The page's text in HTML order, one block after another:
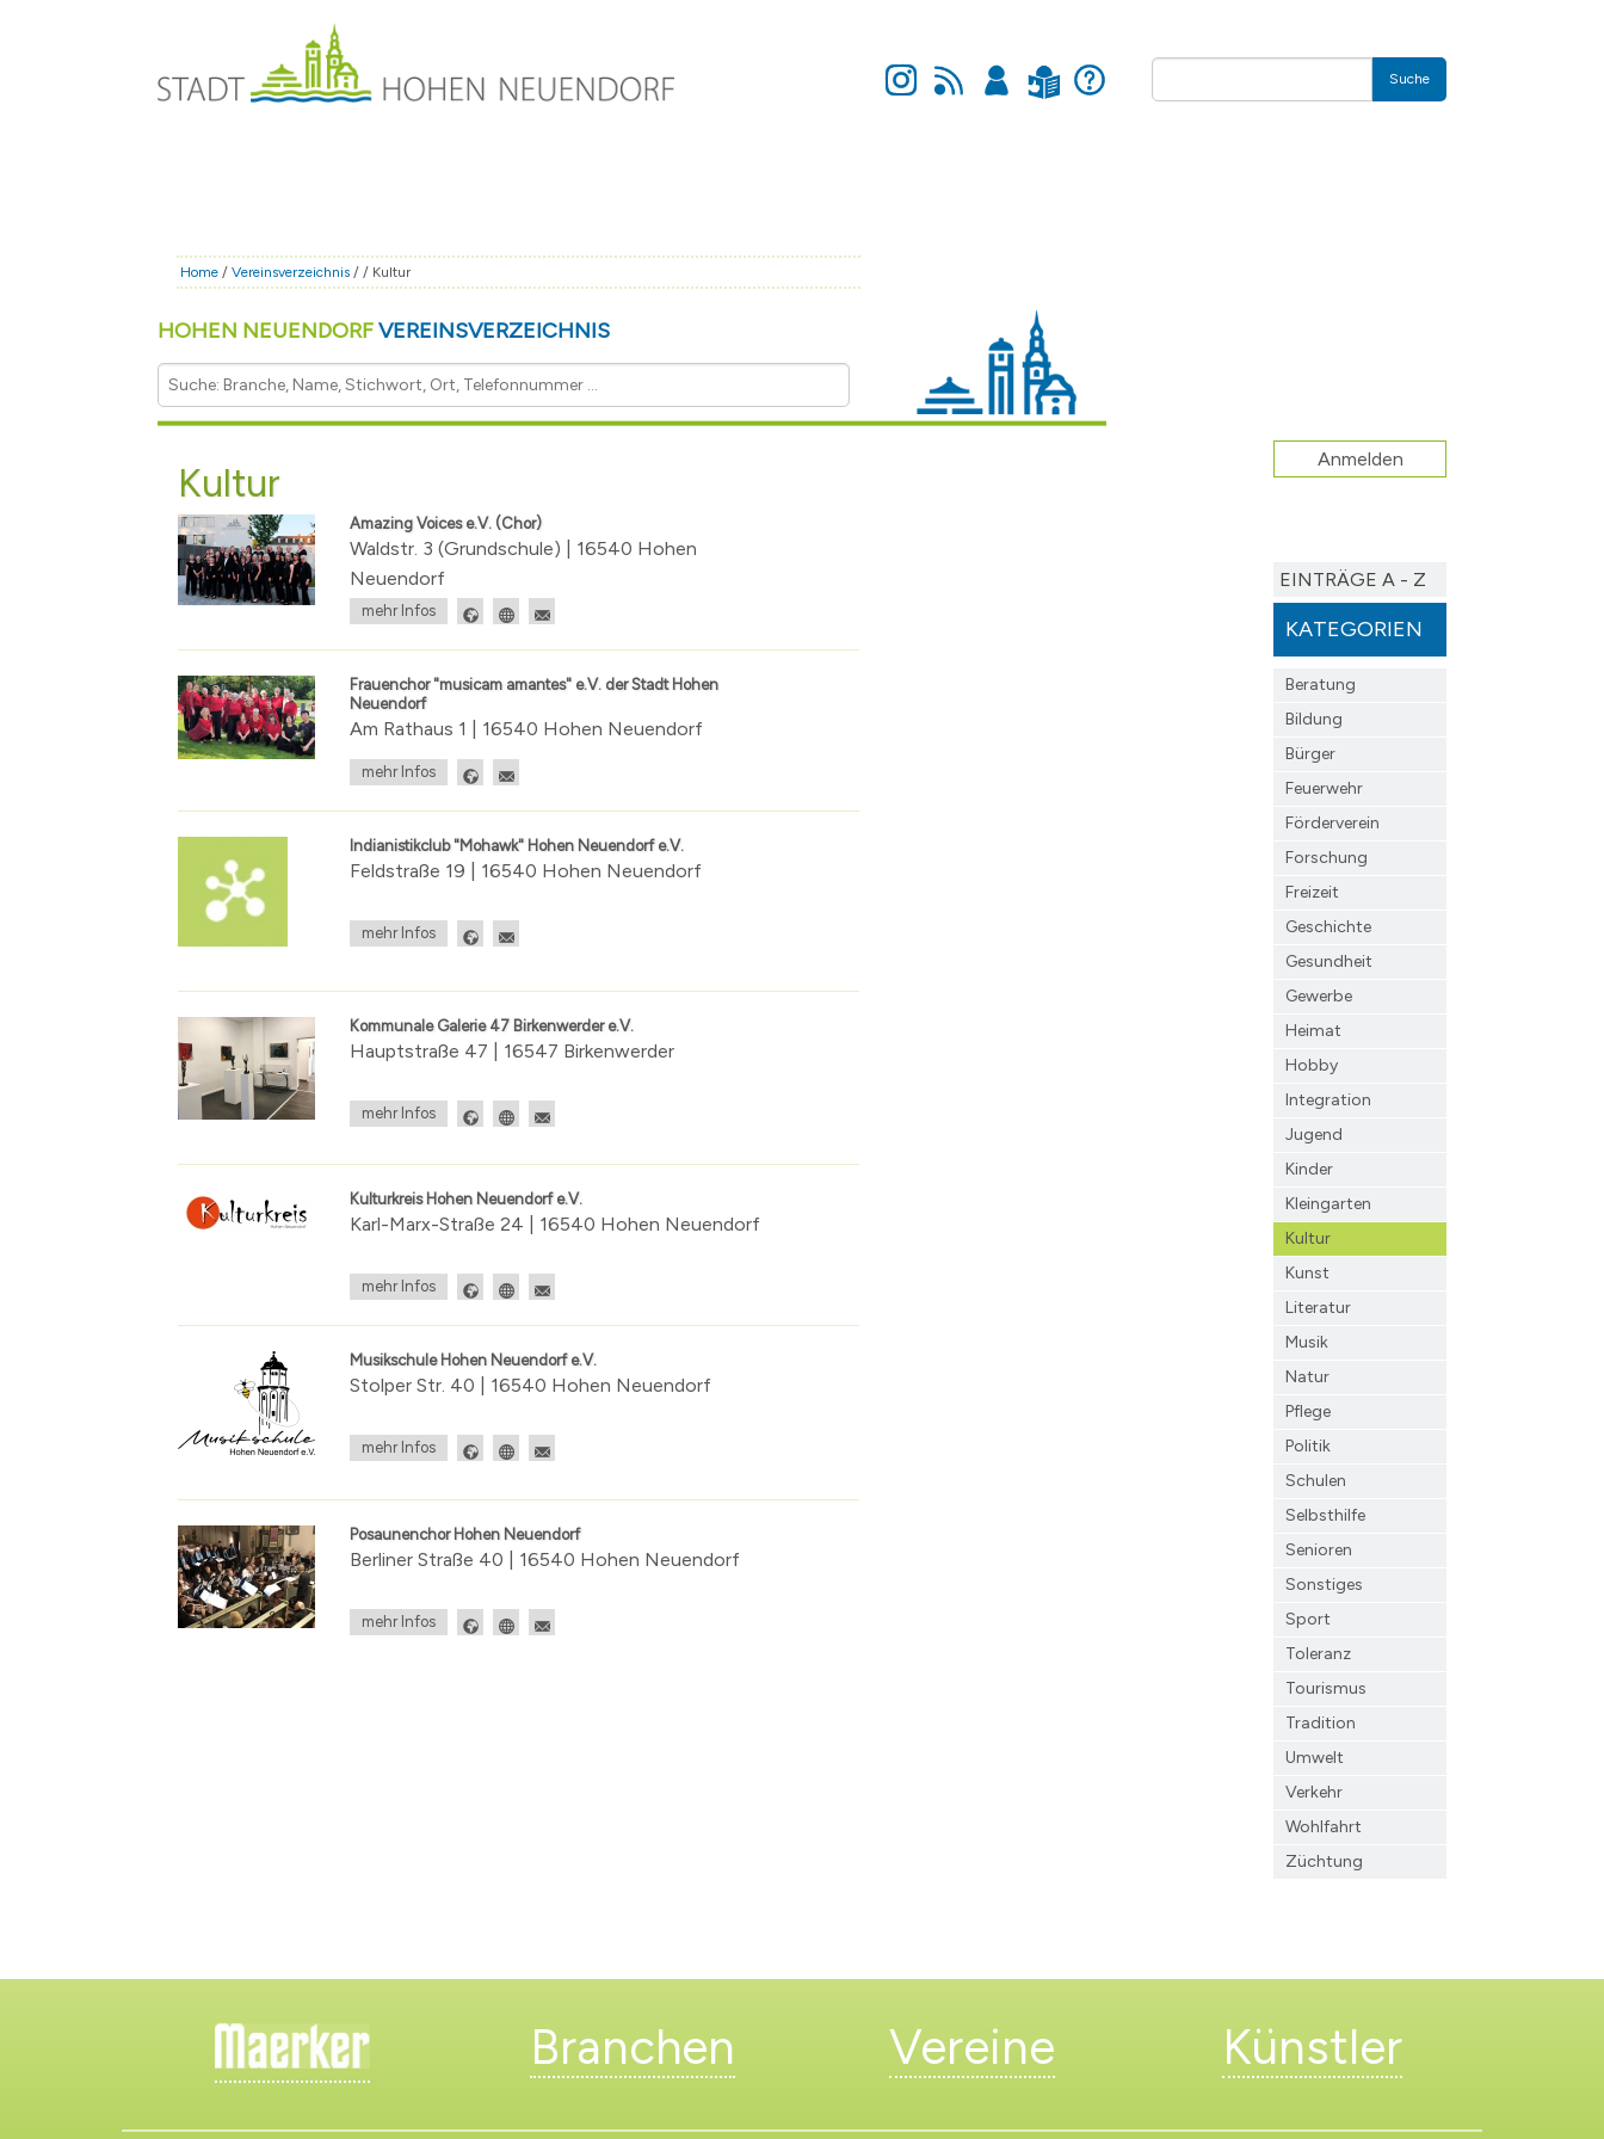
Instagram Newsfeed Anmelden Leichte Sprache Hilfe
Suche
Home /Vereinsverzeichnis // Kultur
HOHEN NEUENDORFVEREINSVERZEICHNIS
Kultur
Amazing Voices e.V. (Chor)
Waldstr. 3 (Grundschule) | 16540 Hohen
Neuendorf
mehr Infos
Frauenchor "musicam amantes" e.V. der Stadt Hohen
Neuendorf
Am Rathaus 1 | 16540 Hohen Neuendorf
mehr Infos
Indianistikclub "Mohawk" Hohen Neuendorf e.V.
Feldstraße 19 | 16540 Hohen Neuendorf
mehr Infos
Kommunale Galerie 47 Birkenwerder e.V.
Hauptstraße 47 | 16547 Birkenwerder
mehr Infos
Kulturkreis Hohen Neuendorf e.V.
Karl-Marx-Straße 24 | 16540 Hohen Neuendorf
mehr Infos
Musikschule Hohen Neuendorf e.V.
Stolper Str. 40 | 16540 Hohen Neuendorf
mehr Infos
Posaunenchor Hohen Neuendorf
Berliner Straße 40 | 16540 Hohen Neuendorf
mehr Infos
Anmelden
EINTRÄGE A - Z
KATEGORIEN
Beratung
Bildung
Bürger
Feuerwehr
Förderverein
Forschung
Freizeit
Geschichte
Gesundheit
Gewerbe
Heimat
Hobby
Integration
Jugend
Kinder
Kleingarten
Kultur
Kunst
Literatur
Musik
Natur
Pflege
Politik
Schulen
Selbsthilfe
Senioren
Sonstiges
Sport
Toleranz
Tourismus
Tradition
Umwelt
Verkehr
Wohlfahrt
Züchtung
Branchen Vereine Künstler